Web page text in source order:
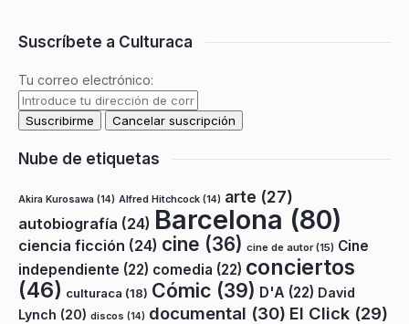
Suscríbete a Culturaca
Tu correo electrónico:
Nube de etiquetas
Akira Kurosawa (14) Alfred Hitchcock (14) arte (27)
autobiografía (24) Barcelona (80)
ciencia ficción (24) cine (36) cine de autor(15) Cine
independiente (22) comedia (22) conciertos
(46) culturaca (18) Cómic (39) D'A (22) David
Lynch (20) discos (14) documental (30) El Click (29)